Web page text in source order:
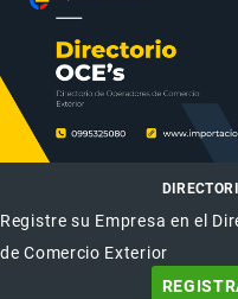
Registre su Empresa en el
de Comercio Exterior